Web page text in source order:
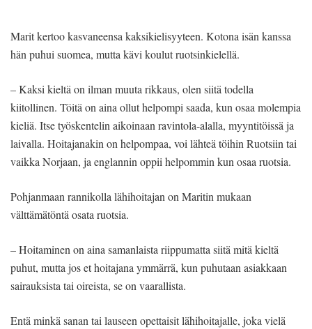
Marit kertoo kasvaneensa kaksikielisyyteen. Kotona isän kanssa
hän puhui suomea, mutta kävi koulut ruotsinkielellä.
– Kaksi kieltä on ilman muuta rikkaus, olen siitä todella
kiitollinen. Töitä on aina ollut helpompi saada, kun osaa molempia
kieliä. Itse työskentelin aikoinaan ravintola-alalla, myyntitöissä ja
laivalla. Hoitajanakin on helpompaa, voi lähteä töihin Ruotsiin tai
vaikka Norjaan, ja englannin oppii helpommin kun osaa ruotsia.
Pohjanmaan rannikolla lähihoitajan on Maritin mukaan
välttämätöntä osata ruotsia.
– Hoitaminen on aina samanlaista riippumatta siitä mitä kieltä
puhut, mutta jos et hoitajana ymmärrä, kun puhutaan asiakkaan
sairauksista tai oireista, se on vaarallista.
Entä minkä sanan tai lauseen opettaisit lähihoitajalle, joka vielä